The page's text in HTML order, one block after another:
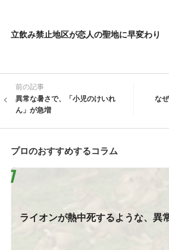
立飲み禁止地区が恋人の聖地に早変わり
前の記事
異常な暑さで、「小児のけいれ
ん」が急増
な
プロのおすすめするコラム
ライオンが熱中死するような、異